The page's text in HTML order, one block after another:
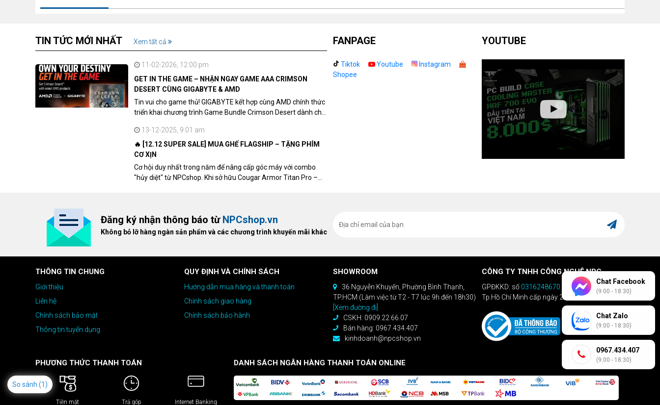
TIN TỨC MỚI NHẤT Xem tất cả
11-02-2026, 12:00 pm
GET IN THE GAME – NHẬN NGAY GAME AAA CRIMSON
DESERT CÙNG GIGABYTE & AMD
Tin vui cho game thủ! GIGABYTE kết hợp cùng AMD chính thức
triển khai chương trình Game Bundle Crimson Desert dành cho
13-12-2025, 9:01 am
🔥 [12.12 SUPER SALE] MUA GHẾ FLAGSHIP – TẶNG PHÍM
CƠ XỊN
Cơ hội duy nhất trong năm để nâng cấp góc máy với combo
"hủy diệt" từ NPCshop. Khi sở hữu Cougar Armor Titan Pro –
FANPAGE
Tiktok Youtube
Instagram
Shopee
YOUTUBE
Đăng ký nhận thông báo từ NPCshop.vn
Không bỏ lỡ hàng ngàn sản phẩm và các chương trình khuyến mãi khác
THÔNG TIN CHUNG
Giới thiệu
Liên hệ
Chính sách bảo mật
Thông tin tuyển dụng
QUY ĐỊNH VÀ CHÍNH SÁCH
Hướng dẫn mua hàng và thanh toán
Chính sách giao hàng
Chính sách bảo hành
SHOWROOM
36 Nguyễn Khuyến, Phường Bình Thạnh,
TP.HCM (Làm việc từ T2 - T7 lúc 9h đến 18h30)
[Xem đường đi]
CSKH: 0909.22.66.07
Bán hàng: 0967.434.407
kinhdoanh@npcshop.vn
CÔNG TY TNHH CÔNG NGHỆ NPC
GPĐKKD: số 0316248670 do Sở KHĐT
Tp.Hồ Chí Minh cấp ngày 28/04/2020
PHƯƠNG THỨC THANH TOÁN
Tiền mặt Trả góp Internet Banking
DANH SÁCH NGÂN HÀNG THANH TOÁN ONLINE
Chat Facebook
(9:00 - 18:30)
Chat Zalo
(9:00 - 18:30)
0967.434.407
(9:00 - 18:30)
So sánh (1)